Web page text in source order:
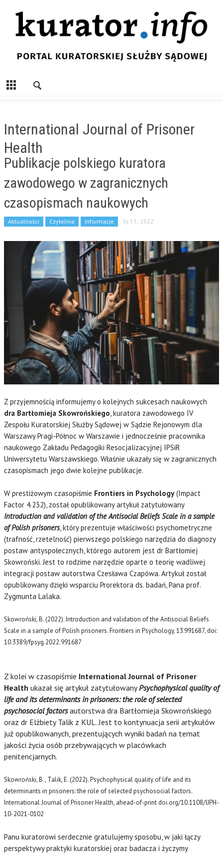
International Journal of Prisoner
Health
Publikacje polskiego kuratora
zawodowego w zagranicznych
czasopismach naukowych
Aktualności Czytelnia Informacje lis 11, 2022
Z przyjemnością informujemy o kolejnych sukcesach naukowych
dra Bartłomieja Skowrońskiego, kuratora zawodowego IV
Zespołu Kuratorskiej Służby Sądowej w Sądzie Rejonowym dla
Warszawy Pragi-Północ w Warszawie i jednocześnie pracownika
naukowego Zakładu Pedagogiki Resocjalizacyjnej IPSiR
Uniwersytetu Warszawskiego. Właśnie ukazały się w zagranicznych
czasopismach jego dwie kolejne publikacje.
W prestiżowym czasopiśmie Frontiers in Psychology(Impact
Factor 4.232), został opublikowany artykuł zatytułowany
Introduction and validation of the Antisocial Beliefs Scale in a sample
of Polish prisoners, który prezentuje właściwości psychometryczne
(trafność, rzetelność) pierwszego polskiego narzędzia do diagnozy
postaw antyspołecznych, którego autorem jest dr Bartłomiej
Skowroński. Jest to rodzime narzędzie oparte o teorię wadliwej
integracji postaw autorstwa Czesława Czapówa. Artykuł został
opublikowany dzięki wsparciu Prorektora ds. badań, Pana prof.
Zygmunta Lalaka.
Skowroński, B. (2022). Introduction and validation of the Antisocial Beliefs
Scale in a sample of Polish prisoners. Frontiers in Psychology, 13:991687, doi:
10.3389/fpsyg.2022.991687
Z kolei w czasopiśmie International Journal of Prisoner
Health ukazał się artykuł zatytułowanyPsychophysical quality of
life and its determinants in prisoners: the role of selected
psychosocial factorsautorstwa dra Bartłomieja Skowrońskiego
oraz dr Elżbiety Talik z KUL. Jest to kontynuacja serii artykułów
już opublikowanych, prezentujących wyniki badań na temat
jakości życia osób przebywających w placówkach
penitencjarnych.
Skowroński, B., Talik, E. (2022). Psychophysical quality of life and its
determinants in prisoners: the role of selected psychosocial factors.
International Journal of Prisoner Health, ahead-of-print doi.org/10.1108/IJPH-
10-2021-0102
Panu kuratorowi serdecznie gratulujemy sposobu, w jaki łączy
perspektywy praktyki kuratorskiej oraz badacza i życzymy